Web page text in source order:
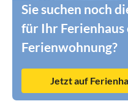
Sie suchen noch
für Ihr
Ferienwohnung?
Jetzt auf